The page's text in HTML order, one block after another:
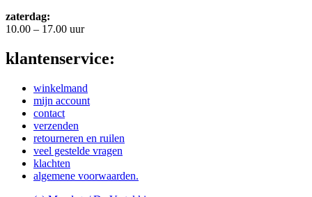
zaterdag:
10.00 – 17.00 uur
klantenservice:
winkelmand
mijn account
contact
verzenden
retourneren en ruilen
veel gestelde vragen
klachten
algemene voorwaarden.